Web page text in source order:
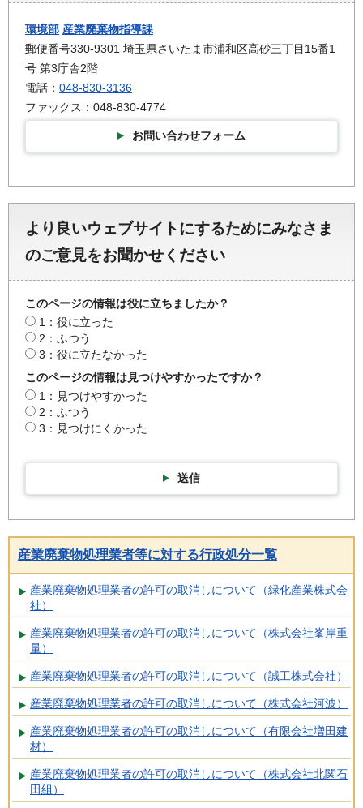
環境部 産業廃棄物指導課
郵便番号330-9301 埼玉県さいたま市浦和区高砂三丁目15番1
号 第3庁舎2階
電話： 048-830-3136
ファックス：048-830-4774
お問い合わせフォーム
より良いウェブサイトにするためにみなさま
のご意見をお聞かせください
このページの情報は役に立ちましたか？
1：役に立った
2：ふつう
3：役に立たなかった
このページの情報は見つけやすかったですか？
1：見つけやすかった
2：ふつう
3：見つけにくかった
送信
産業廃棄物処理業者等に対する行政処分一覧
産業廃棄物処理業者の許可の取消しについて（緑化産業株式会
社）
産業廃棄物処理業者の許可の取消しについて（株式会社峯岸重
量）
産業廃棄物処理業者の許可の取消しについて（誠工株式会社）
産業廃棄物処理業者の許可の取消しについて（株式会社河波）
産業廃棄物処理業者の許可の取消しについて（有限会社増田建
材）
産業廃棄物処理業者の許可の取消しについて（株式会社北関石
田組）